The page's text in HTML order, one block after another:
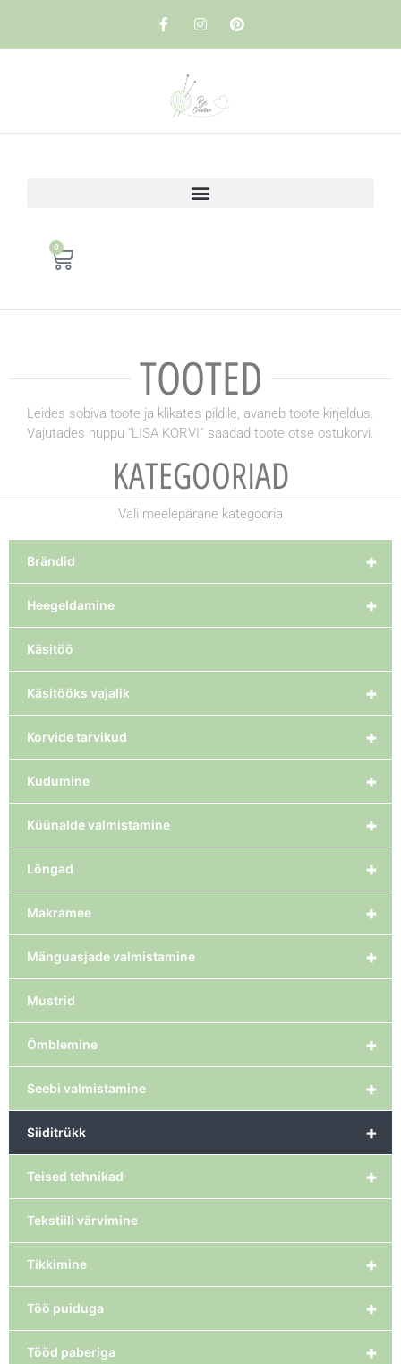
0
TOOTED
Leides sobiva toote ja klikates pildile, avaneb toote kirjeldus.
Vajutades nuppu “LISA KORVI” saadad toote otse ostukorvi.
KATEGOORIAD
Vali meelepärane kategooria
+
Brändid
+
Heegeldamine
Käsitöö
+
Käsitööks vajalik
+
Korvide tarvikud
+
Kudumine
+
Küünalde valmistamine
+
Lõngad
+
Makramee
+
Mänguasjade valmistamine
Mustrid
+
Õmblemine
+
Seebi valmistamine
+
Siiditrükk
+
Teised tehnikad
Tekstiili värvimine
+
Tikkimine
+
Töö puiduga
+
Tööd paberiga